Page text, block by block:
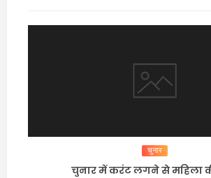
चुनार
चुनार में करंट लगने से महिला